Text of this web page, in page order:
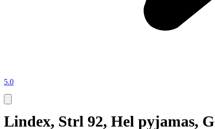
5.0
Lindex, Strl 92, Hel pyjamas,